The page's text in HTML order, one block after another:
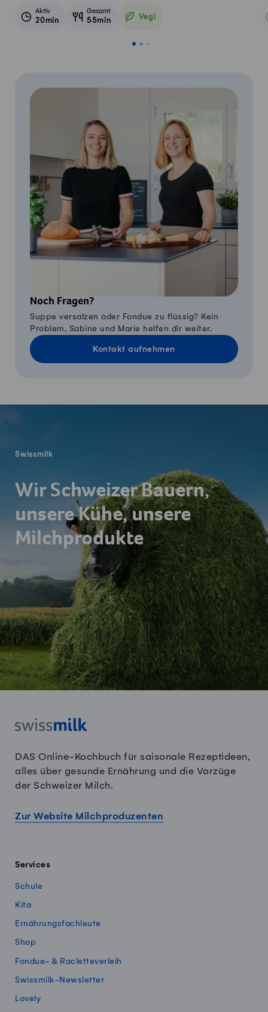
Aktiv
20min
Gesamt
55min Vegi
Vegetarisch
Noch Fragen?
Suppe versalzen oder Fondue zu flüssig? Kein
Problem, Sabine und Marie helfen dir weiter.
Kontakt aufnehmen
Swissmilk
Wir Schweizer Bauern,
unsere Kühe, unsere
Milchprodukte
DAS Online-Kochbuch für saisonale Rezeptideen,
alles über gesunde Ernährung und die Vorzüge
der Schweizer Milch.
Zur Website Milchproduzenten
Services
Schule
Kita
Ernährungsfachleute
Shop
Fondue- & Racletteverleih
Swissmilk-Newsletter
Lovely